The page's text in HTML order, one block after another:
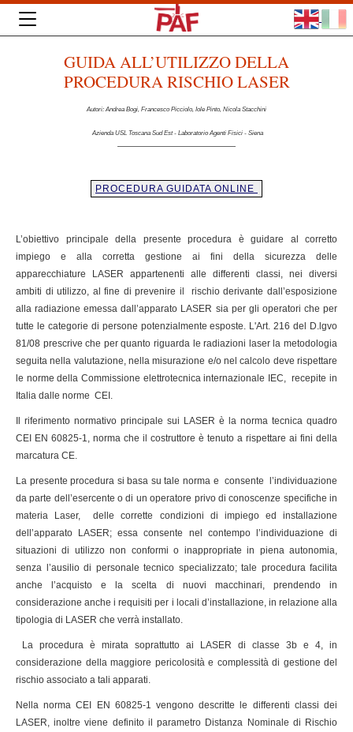
GUIDA ALL’UTILIZZO DELLA
PROCEDURA RISCHIO LASER
Autori: Andrea Bogi, Francesco Picciolo, Iole Pinto, Nicola Stacchini
Azienda USL Toscana Sud Est - Laboratorio Agenti Fisici - Siena
PROCEDURA GUIDATA ONLINE
L’obiettivo principale della presente procedura è guidare al corretto
impiego e alla corretta gestione ai fini della sicurezza delle
apparecchiature LASER appartenenti alle differenti classi, nei diversi
ambiti di utilizzo, al fine di prevenire il rischio derivante dall’esposizione
alla radiazione emessa dall’apparato LASER sia per gli operatori che per
tutte le categorie di persone potenzialmente esposte. L'Art. 216 del D.lgvo
81/08 prescrive che per quanto riguarda le radiazioni laser la metodologia
seguita nella valutazione, nella misurazione e/o nel calcolo deve rispettare
le norme della Commissione elettrotecnica internazionale IEC, recepite in
Italia dalle norme CEI.
Il riferimento normativo principale sui LASER è la norma tecnica quadro
CEI EN 60825-1, norma che il costruttore è tenuto a rispettare ai fini della
marcatura CE.
La presente procedura si basa su tale norma e consente l’individuazione
da parte dell’esercente o di un operatore privo di conoscenze specifiche in
materia Laser, delle corrette condizioni di impiego ed installazione
dell’apparato LASER; essa consente nel contempo l’individuazione di
situazioni di utilizzo non conformi o inappropriate in piena autonomia,
senza l’ausilio di personale tecnico specializzato; tale procedura facilita
anche l’acquisto e la scelta di nuovi macchinari, prendendo in
considerazione anche i requisiti per i locali d’installazione, in relazione alla
tipologia di LASER che verrà installato.
La procedura è mirata soprattutto ai LASER di classe 3b e 4, in
considerazione della maggiore pericolosità e complessità di gestione del
rischio associato a tali apparati.
Nella norma CEI EN 60825-1 vengono descritte le differenti classi dei
LASER, inoltre viene definito il parametro Distanza Nominale di Rischio